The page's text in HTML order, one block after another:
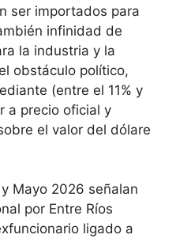
ser importados para
infinidad de
la industria y la
obstáculo político,
(entre el 11% y
a precio oficial y
el valor del dólare
Mayo 2026 señalan
por Entre Ríos
ligado a